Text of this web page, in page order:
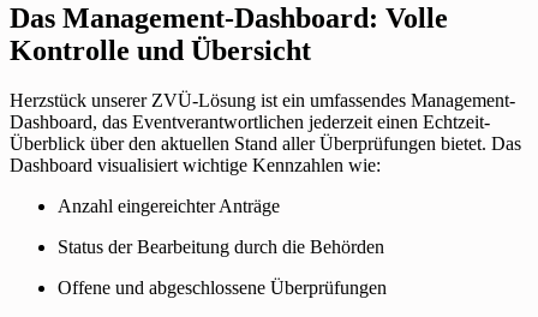
Das Management-Dashboard: Volle
Kontrolle und Übersicht
Herzstück unserer ZVÜ-Lösung ist ein umfassendes Management-
Dashboard, das Eventverantwortlichen jederzeit einen Echtzeit-
Überblick über den aktuellen Stand aller Überprüfungen bietet. Das
Dashboard visualisiert wichtige Kennzahlen wie:
Anzahl eingereichter Anträge
Status der Bearbeitung durch die Behörden
Offene und abgeschlossene Überprüfungen